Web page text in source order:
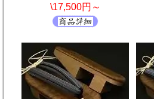
\17,500円～